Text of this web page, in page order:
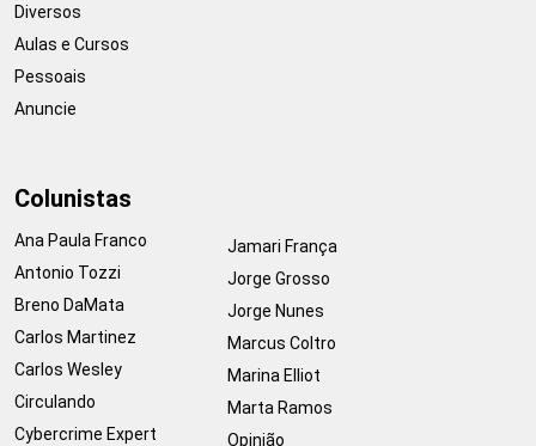
Diversos
Aulas e Cursos
Pessoais
Anuncie
Colunistas
Ana Paula Franco
Antonio Tozzi
Breno DaMata
Carlos Martinez
Carlos Wesley
Circulando
Cybercrime Expert
Jamari França
Jorge Grosso
Jorge Nunes
Marcus Coltro
Marina Elliot
Marta Ramos
Opinião